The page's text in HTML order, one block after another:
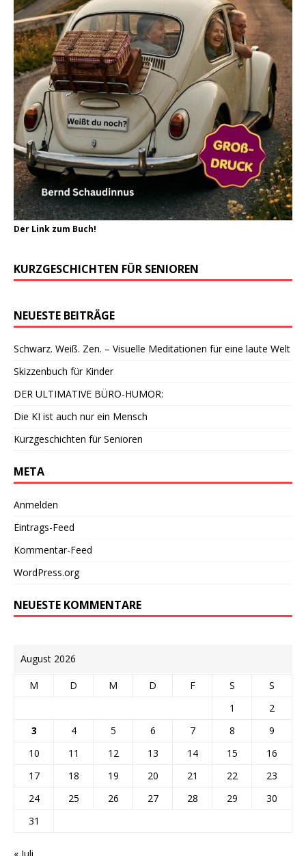
Der Link zum Buch!
KURZGESCHICHTEN FÜR SENIOREN
NEUESTE BEITRÄGE
Schwarz. Weiß. Zen. – Visuelle Meditationen für eine laute Welt
Skizzenbuch für Kinder
DER ULTIMATIVE BÜRO-HUMOR:
Die KI ist auch nur ein Mensch
Kurzgeschichten für Senioren
META
Anmelden
Eintrags-Feed
Kommentar-Feed
WordPress.org
NEUESTE KOMMENTARE
August 2026
M D M D F S
S
1
2
3
4 5 6 7 8
9
10
11 12 13 14 15
16
17
18 19 20 21 22
23
24
25 26 27 28 29
30
31
« Juli